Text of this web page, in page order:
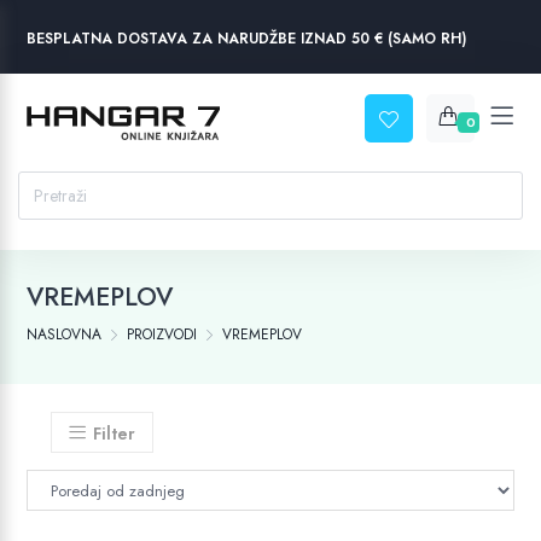
BESPLATNA DOSTAVA ZA NARUDŽBE IZNAD 50 € (SAMO RH)
0
VREMEPLOV
NASLOVNA PROIZVODI VREMEPLOV
Filter